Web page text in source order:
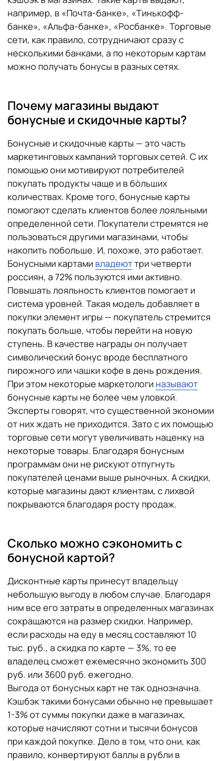
например, в «Почта-банке», «Тинькофф-
банке», «Альфа-банке», «Росбанке». Торговые
сети, как правило, сотрудничают сразу с
несколькими банками, а по некоторым картам
можно получать бонусы в разных сетях.
Почему магазины выдают
бонусные и скидочные карты?
Бонусные и скидочные карты — это часть
маркетинговых кампаний торговых сетей. С их
помощью они мотивируют потребителей
покупать продукты чаще и в бòльших
количествах. Кроме того, бонусные карты
помогают сделать клиентов более лояльными
определенной сети. Покупатели стремятся не
пользоваться другими магазинами, чтобы
накопить побольше. И, похоже, это работает.
Бонусными картами владеюттри четверти
россиян, а 72% пользуются ими активно.
Повышать лояльность клиентов помогает и
система уровней. Такая модель добавляет в
покупки элемент игры — покупатель стремится
покупать больше, чтобы перейти на новую
ступень. В качестве награды он получает
символический бонус вроде бесплатного
пирожного или чашки кофе в день рождения.
При этом некоторые маркетологи называют
бонусные карты не более чем уловкой.
Эксперты говорят, что существенной экономии
от них ждать не приходится. Зато с их помощью
торговые сети могут увеличивать наценку на
некоторые товары. Благодаря бонусным
программам они не рискуют отпугнуть
покупателей ценами выше рыночных. А скидки,
которые магазины дают клиентам, с лихвой
покрываются благодаря росту продаж.
Сколько можно сэкономить с
бонусной картой?
Дисконтные карты принесут владельцу
небольшую выгоду в любом случае. Благодаря
ним все его затраты в определенных магазинах
сокращаются на размер скидки. Например,
если расходы на еду в месяц составляют 10
тыс. руб., а скидка по карте — 3%, то ее
владелец сможет ежемесячно экономить 300
руб. или 3600 руб. ежегодно.
Выгода от бонусных карт не так однозначна.
Кэшбэк такими бонусами обычно не превышает
1-3% от суммы покупки даже в магазинах,
которые начисляют сотни и тысячи бонусов
при каждой покупке. Дело в том, что они, как
правило, конвертируют баллы в рубли в